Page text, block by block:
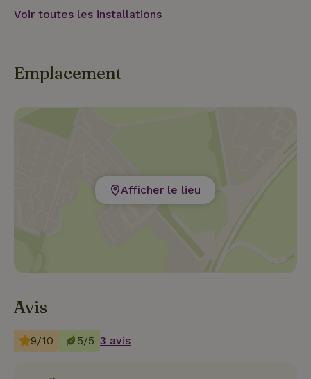
Voir toutes les installations
Emplacement
Afficher le lieu
Avis
9/10 5/5 3 avis